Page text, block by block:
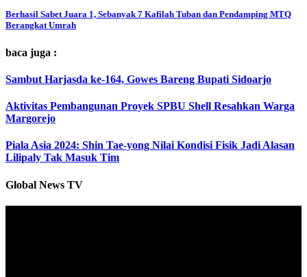
Berhasil Sabet Juara 1, Sebanyak 7 Kafilah Tuban dan Pendamping MTQ
Berangkat Umrah
baca juga :
Sambut Harjasda ke-164, Gowes Bareng Bupati Sidoarjo
Aktivitas Pembangunan Proyek SPBU Shell Resahkan Warga
Margorejo
Piala Asia 2024: Shin Tae-yong Nilai Kondisi Fisik Jadi Alasan
Lilipaly Tak Masuk Tim
Global News TV